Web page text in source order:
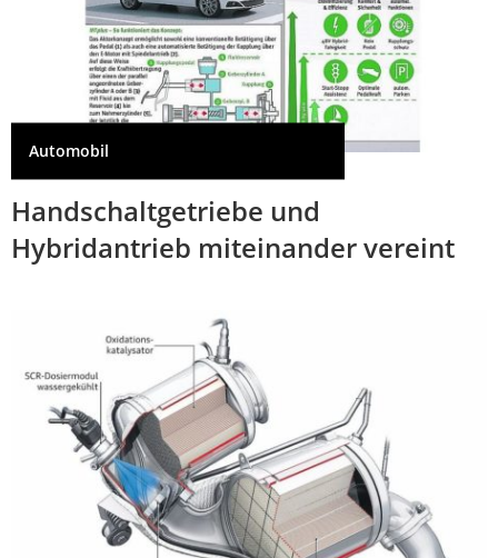
Automobil
Handschaltgetriebe und
Hybridantrieb miteinander vereint